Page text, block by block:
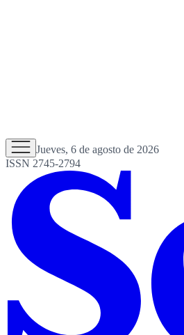
Jueves, 6 de agosto de 2026
ISSN 2745-2794